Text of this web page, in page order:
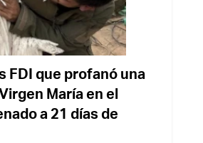
FDI que profanó una
María en el
a 21 días de